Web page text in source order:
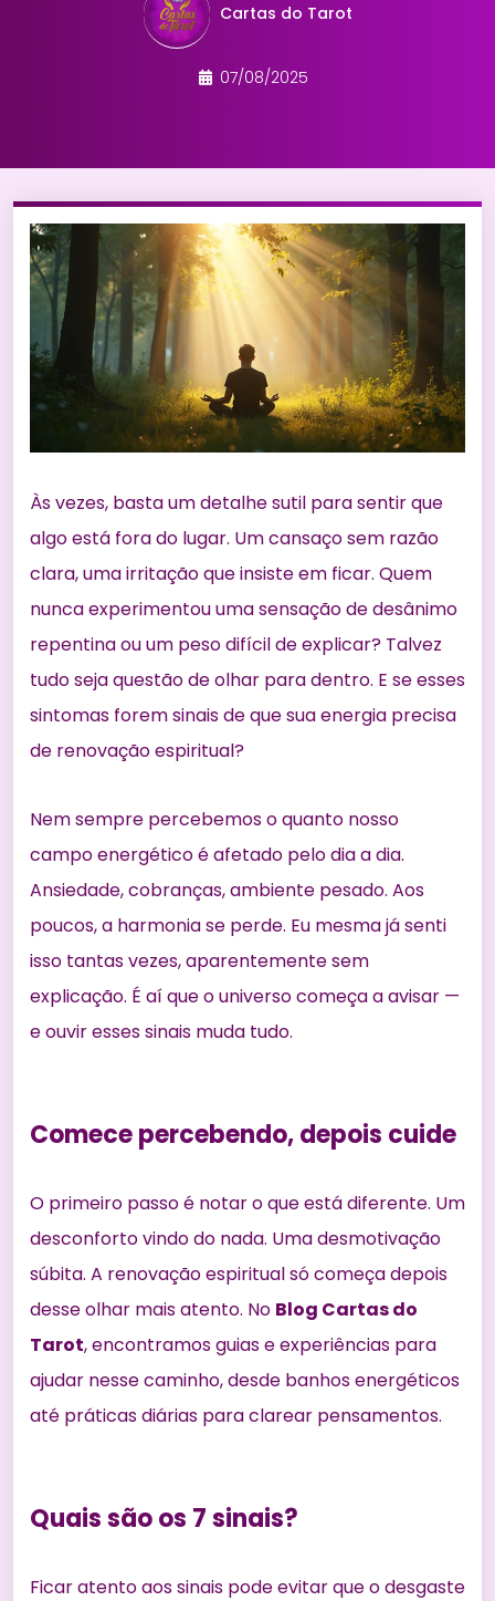
Cartas do Tarot
07/08/2025
Às vezes, basta um detalhe sutil para sentir que
algo está fora do lugar. Um cansaço sem razão
clara, uma irritação que insiste em ficar. Quem
nunca experimentou uma sensação de desânimo
repentina ou um peso difícil de explicar? Talvez
tudo seja questão de olhar para dentro. E se esses
sintomas forem sinais de que sua energia precisa
de renovação espiritual?
Nem sempre percebemos o quanto nosso
campo energético é afetado pelo dia a dia.
Ansiedade, cobranças, ambiente pesado. Aos
poucos, a harmonia se perde. Eu mesma já senti
isso tantas vezes, aparentemente sem
explicação. É aí que o universo começa a avisar —
e ouvir esses sinais muda tudo.
Comece percebendo, depois cuide
O primeiro passo é notar o que está diferente. Um
desconforto vindo do nada. Uma desmotivação
súbita. A renovação espiritual só começa depois
desse olhar mais atento. No Blog Cartas do
Tarot, encontramos guias e experiências para
ajudar nesse caminho, desde banhos energéticos
até práticas diárias para clarear pensamentos.
Quais são os 7 sinais?
Ficar atento aos sinais pode evitar que o desgaste